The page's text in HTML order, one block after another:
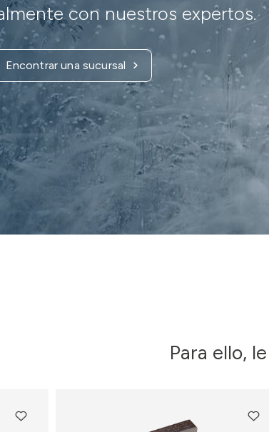
con nuestros expertos.
Encontrar una sucursal
Para ello,